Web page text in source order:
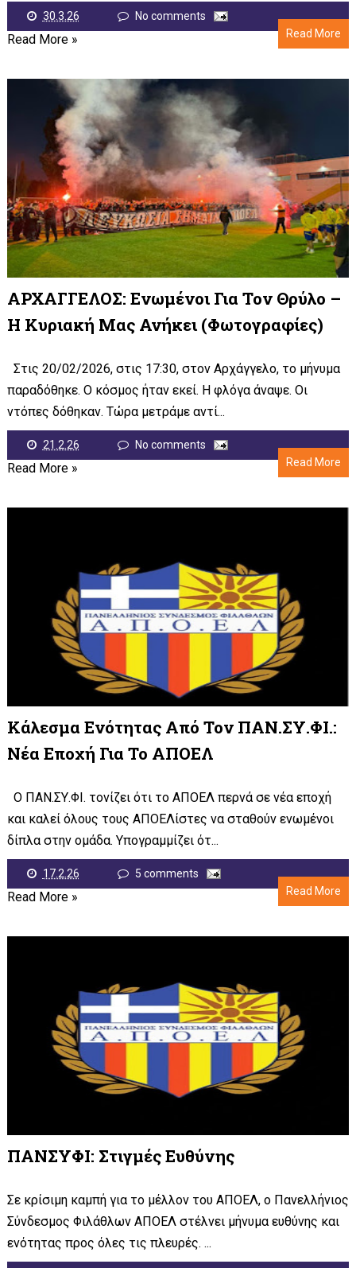
30.3.26
No comments
Read More
Read More »
ΑΡΧΑΓΓΕΛΟΣ: Ενωμένοι Για Τον Θρύλο –
Η Κυριακή Μας Ανήκει (φωτογραφίες)
Στις 20/02/2026, στις 17:30, στον Αρχάγγελο, το μήνυμα
παραδόθηκε. Ο κόσμος ήταν εκεί. Η φλόγα άναψε. Οι
ντόπες δόθηκαν. Τώρα μετράμε αντί...
21.2.26
No comments
Read More
Read More »
Κάλεσμα Ενότητας Από Τον ΠΑΝ.ΣΥ.ΦΙ.:
Νέα Εποχή Για Το ΑΠΟΕΛ
Ο ΠΑΝ.ΣΥ.ΦΙ. τονίζει ότι το ΑΠΟΕΛ περνά σε νέα εποχή
και καλεί όλους τους ΑΠΟΕΛίστες να σταθούν ενωμένοι
δίπλα στην ομάδα. Υπογραμμίζει ότ...
17.2.26
5 comments
Read More
Read More »
ΠΑΝΣΥΦΙ: Στιγμές Ευθύνης
Σε κρίσιμη καμπή για το μέλλον του ΑΠΟΕΛ, ο Πανελλήνιος
Σύνδεσμος Φιλάθλων ΑΠΟΕΛ στέλνει μήνυμα ευθύνης και
ενότητας προς όλες τις πλευρές. ...